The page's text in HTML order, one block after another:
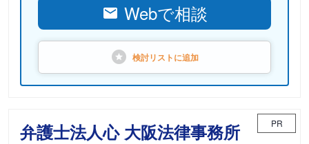
Webで相談
検討リストに追加
弁護士法人心 大阪法律事務所 PR